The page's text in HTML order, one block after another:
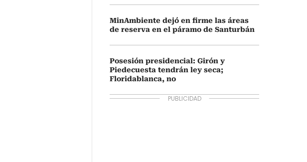
MinAmbiente dejó en firme las áreas
de reserva en el páramo de Santurbán
Posesión presidencial: Girón y
Piedecuesta tendrán ley seca;
Floridablanca, no